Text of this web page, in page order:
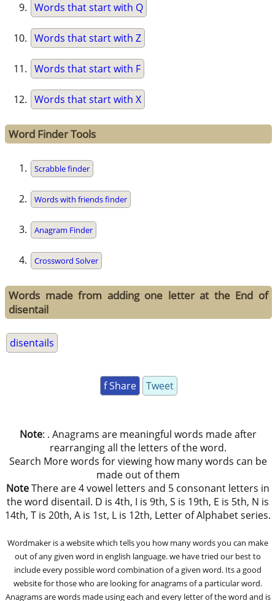
Words that start with Q
Words that start with Z
Words that start with F
Words that start with X
Word Finder Tools
Scrabble finder
Words with friends finder
Anagram Finder
Crossword Solver
Words made from adding one letter at the End of
disentail
disentails
f Share Tweet
Note: . Anagrams are meaningful words made after
rearranging all the letters of the word.
Search More words for viewing how many words can be
made out of them
NoteThere are 4 vowel letters and 5 consonant letters in
the word disentail. D is 4th, I is 9th, S is 19th, E is 5th, N is
14th, T is 20th, A is 1st, L is 12th, Letter of Alphabet series.
Wordmaker is a website which tells you how many words you can make
out of any given word in english language. we have tried our best to
include every possible word combination of a given word. Its a good
website for those who are looking for anagrams of a particular word.
Anagrams are words made using each and every letter of the word and is